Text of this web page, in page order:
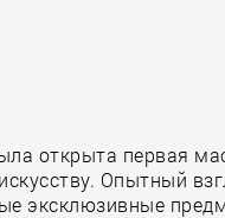
открыта первая
Опытный
эксклюзивные